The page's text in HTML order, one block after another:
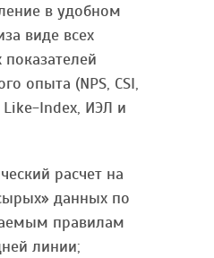
в удобном
виде всех
опыта (NPS, CSI,
Like-Index, ИЭЛ и
расчет на
данных по
правилам
линии;